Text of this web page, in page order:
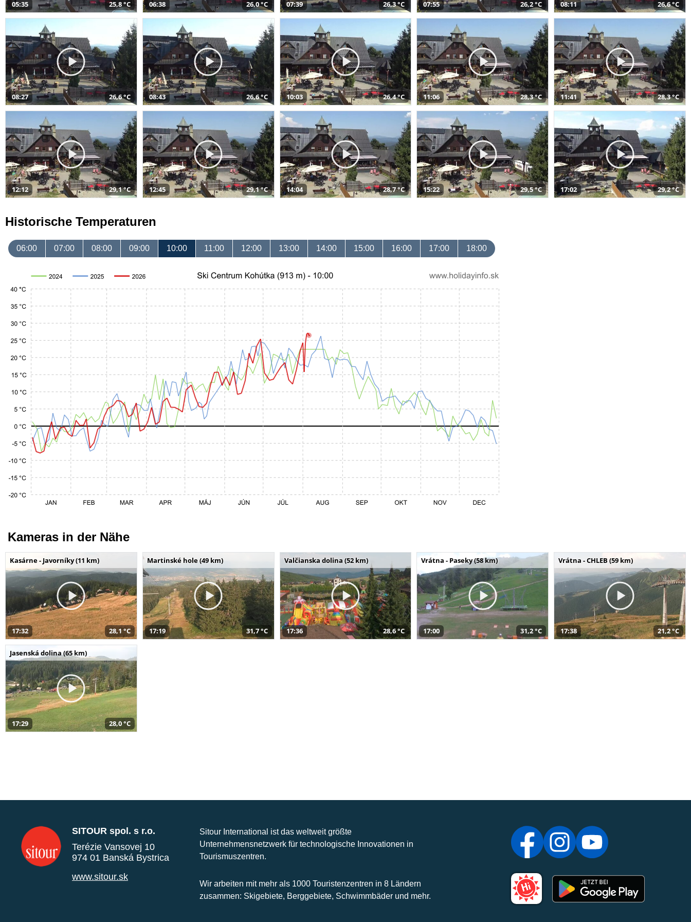
05:35 25,8 °C 06:38 26,0 °C 07:39 26,3 °C 07:55 26,2 °C 08:11 26,6 °C
08:27 26,6 °C 08:43 26,6 °C 10:03 26,4 °C 11:06 28,3 °C 11:41 28,3 °C
12:12 29,1 °C 12:45 29,1 °C 14:04 28,7 °C 15:22 29,5 °C 17:02 29,2 °C
Historische Temperaturen
06:00 07:00 08:00 09:00 10:00 11:00 12:00 13:00 14:00 15:00 16:00 17:00 18:00
Kameras in der Nähe
Kasárne - Javorníky (11 km)
17:32 28,1 °C
Martinské hole (49 km)
17:19 31,7 °C
Valčianska dolina (52 km)
17:36 28,6 °C
Vrátna - Paseky (58 km)
17:00 31,2 °C
Vrátna - CHLEB (59 km)
17:38 21,2 °C
Jasenská dolina (65 km)
17:29 28,0 °C
SITOUR spol. s r.o.
Terézie Vansovej 10
974 01 Banská Bystrica
www.sitour.sk
Sitour International ist das weltweit größte
Unternehmensnetzwerk für technologische Innovationen in
Tourismuszentren.
Wir arbeiten mit mehr als 1000 Touristenzentren in 8 Ländern
zusammen: Skigebiete, Berggebiete, Schwimmbäder und mehr.